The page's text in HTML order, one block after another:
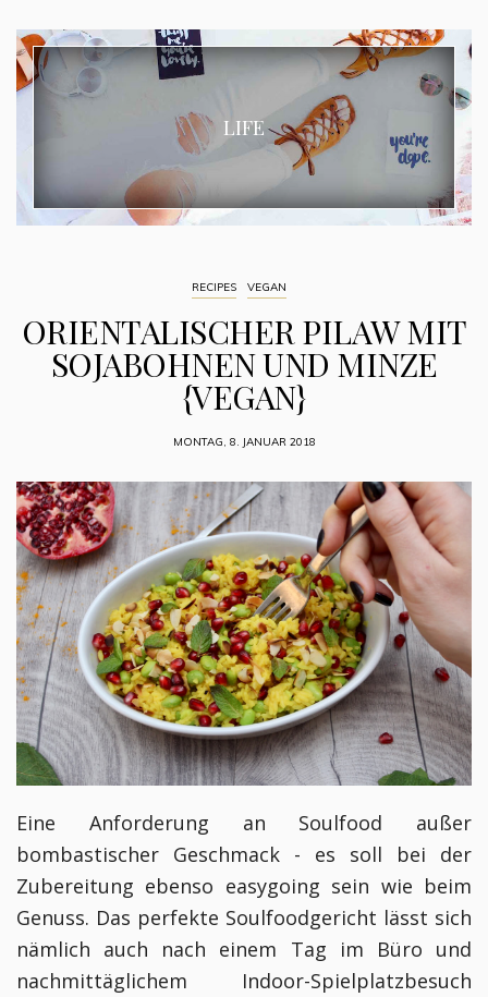
LIFE
RECIPES VEGAN
ORIENTALISCHER PILAW MIT
SOJABOHNEN UND MINZE
{VEGAN}
MONTAG, 8. JANUAR 2018
Eine Anforderung an Soulfood außer
bombastischer Geschmack - es soll bei der
Zubereitung ebenso easygoing sein wie beim
Genuss. Das perfekte Soulfoodgericht lässt sich
nämlich auch nach einem Tag im Büro und
nachmittäglichem Indoor-Spielplatzbesuch